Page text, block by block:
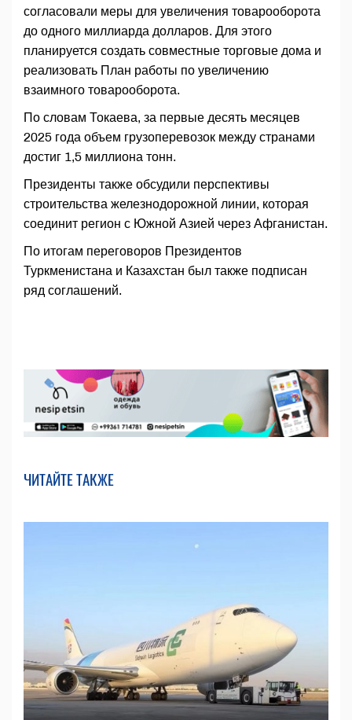
согласовали меры для увеличения товарооборота
до одного миллиарда долларов. Для этого
планируется создать совместные торговые дома и
реализовать План работы по увеличению
взаимного товарооборота.
По словам Токаева, за первые десять месяцев
2025 года объем грузоперевозок между странами
достиг 1,5 миллиона тонн.
Президенты также обсудили перспективы
строительства железнодорожной линии, которая
соединит регион с Южной Азией через Афганистан.
По итогам переговоров Президентов
Туркменистана и Казахстан был также подписан
ряд соглашений.
ЧИТАЙТЕ ТАКЖЕ